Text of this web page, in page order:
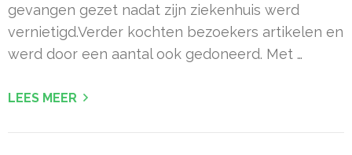
gevangen gezet nadat zijn ziekenhuis werd
vernietigd.Verder kochten bezoekers artikelen en
werd door een aantal ook gedoneerd. Met …
LEES MEER